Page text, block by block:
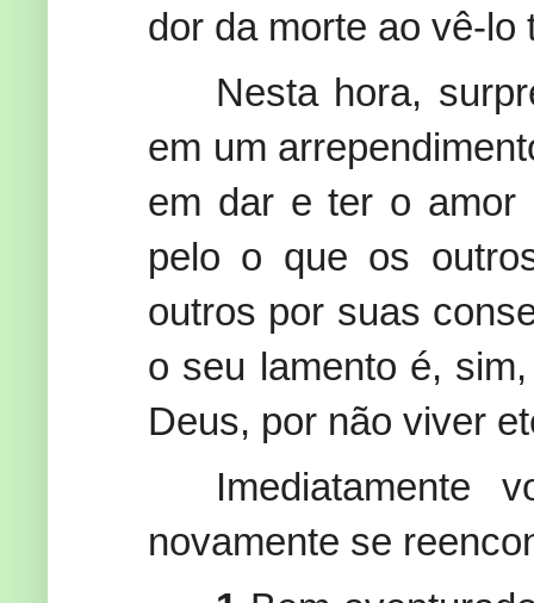
dor da morte ao vê-
Nesta hora,
em um
em dar e ter o amor
pelo o que os
outros por suas
o seu lamento é,
Deus, por não viver
Imediatamente
novamente se